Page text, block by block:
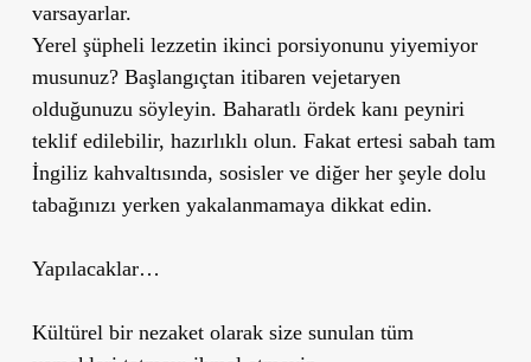
varsayarlar.
Yerel şüpheli lezzetin ikinci porsiyonunu yiyemiyor
musunuz? Başlangıçtan itibaren vejetaryen
olduğunuzu söyleyin. Baharatlı ördek kanı peyniri
teklif edilebilir, hazırlıklı olun. Fakat ertesi sabah tam
İngiliz kahvaltısında, sosisler ve diğer her şeyle dolu
tabağınızı yerken yakalanmamaya dikkat edin.
Yapılacaklar…
Kültürel bir nezaket olarak size sunulan tüm